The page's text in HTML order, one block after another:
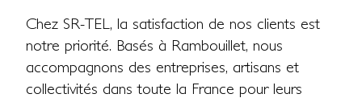
Chez SR-TEL, la satisfaction de nos clients est
notre priorité. Basés à Rambouillet, nous
accompagnons des entreprises, artisans et
collectivités dans toute la France pour leurs